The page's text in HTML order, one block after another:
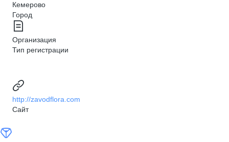
Кемерово
Город
Организация
Тип регистрации
http://zavodflora.com
Сайт